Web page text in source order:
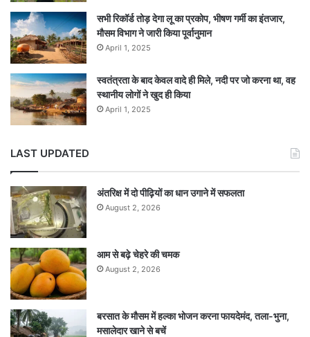
सभी रिकॉर्ड तोड़ देगा लू का प्रकोप, भीषण गर्मी का इंतजार,
मौसम विभाग ने जारी किया पूर्वानुमान
April 1, 2025
स्वतंत्रता के बाद केवल वादे ही मिले, नदी पर जो करना था, वह
स्थानीय लोगों ने खुद ही किया
April 1, 2025
LAST UPDATED
अंतरिक्ष में दो पीढ़ियों का धान उगाने में सफलता
August 2, 2026
आम से बढ़े चेहरे की चमक
August 2, 2026
बरसात के मौसम में हल्का भोजन करना फायदेमंद, तला-भुना,
मसालेदार खाने से बचें